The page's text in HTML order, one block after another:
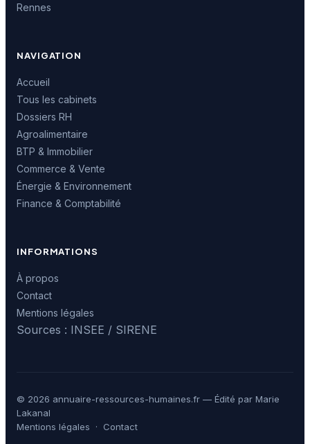
Rennes
NAVIGATION
Accueil
Tous les cabinets
Dossiers RH
Agroalimentaire
BTP & Immobilier
Commerce & Vente
Énergie & Environnement
Finance & Comptabilité
INFORMATIONS
À propos
Contact
Mentions légales
Sources : INSEE / SIRENE
© 2026 annuaire-ressources-humaines.fr — Édité par Marie
Lakanal
Mentions légales · Contact